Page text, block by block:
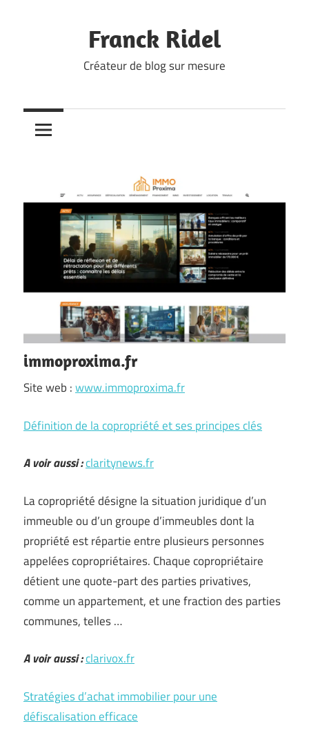
Franck Ridel
Créateur de blog sur mesure
immoproxima.fr
Site web :www.immoproxima.fr
Définition de la copropriété et ses principes clés
A voir aussi :claritynews.fr
La copropriété désigne la situation juridique d’un
immeuble ou d’un groupe d’immeubles dont la
propriété est répartie entre plusieurs personnes
appelées copropriétaires. Chaque copropriétaire
détient une quote-part des parties privatives,
comme un appartement, et une fraction des parties
communes, telles …
A voir aussi :clarivox.fr
Stratégies d’achat immobilier pour une
défiscalisation efficace